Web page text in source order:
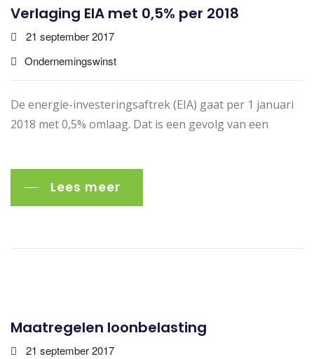
Verlaging EIA met 0,5% per 2018
21 september 2017
Ondernemingswinst
De energie-investeringsaftrek (EIA) gaat per 1 januari
2018 met 0,5% omlaag. Dat is een gevolg van een
Lees meer
Maatregelen loonbelasting
21 september 2017